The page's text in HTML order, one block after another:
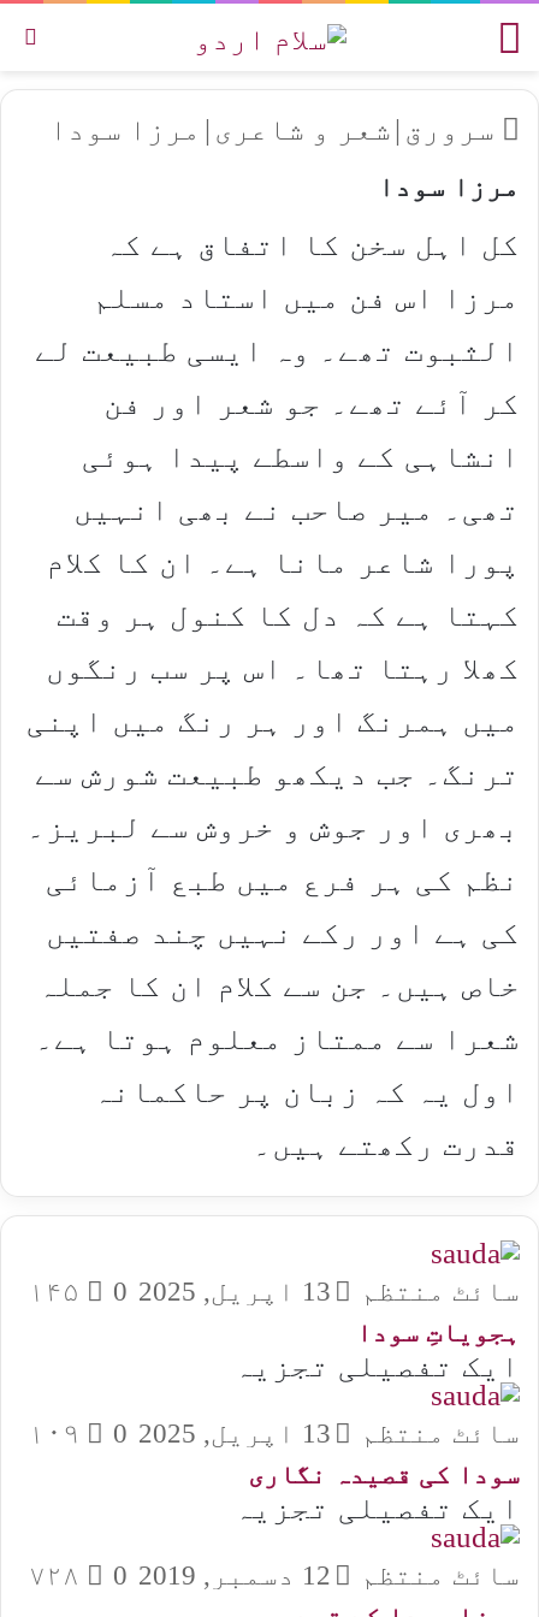
سرورق | شعر و شاعری | مرزا سودا
مرزا سودا
کل اہل سخن کا اتفاق ہے کہ
مرزا اس فن میں استاد مسلم
الثبوت تھے۔ وہ ایسی طبیعت لے
کر آئے تھے۔ جو شعر اور فن
انشاہی کے واسطے پیدا ہوئی
تھی۔ میر صاحب نے بھی انہیں
پورا شاعر مانا ہے۔ ان کا کلام
کہتا ہے کہ دل کا کنول ہر وقت
کھلا رہتا تھا۔ اس پر سب رنگوں
میں ہمرنگ اور ہر رنگ میں اپنی
ترنگ۔ جب دیکھو طبیعت شورش سے
بھری اور جوش و خروش سے لبریز۔
نظم کی ہر فرع میں طبع آزمائی
کی ہے اور رکے نہیں چند صفتیں
خاص ہیں۔ جن سے کلام ان کا جملہ
شعرا سے ممتاز معلوم ہوتا ہے۔
اول یہ کہ زبان پر حاکمانہ
قدرت رکھتے ہیں۔
سائٹ منتظم 13 اپریل, 2025 0
ہجویاتِ سودا
ایک تفصیلی تجزیہ
سائٹ منتظم 13 اپریل, 2025 0
سودا کی قصیدہ نگاری
ایک تفصیلی تجزیہ
سائٹ منتظم 12 دسمبر, 2019 0